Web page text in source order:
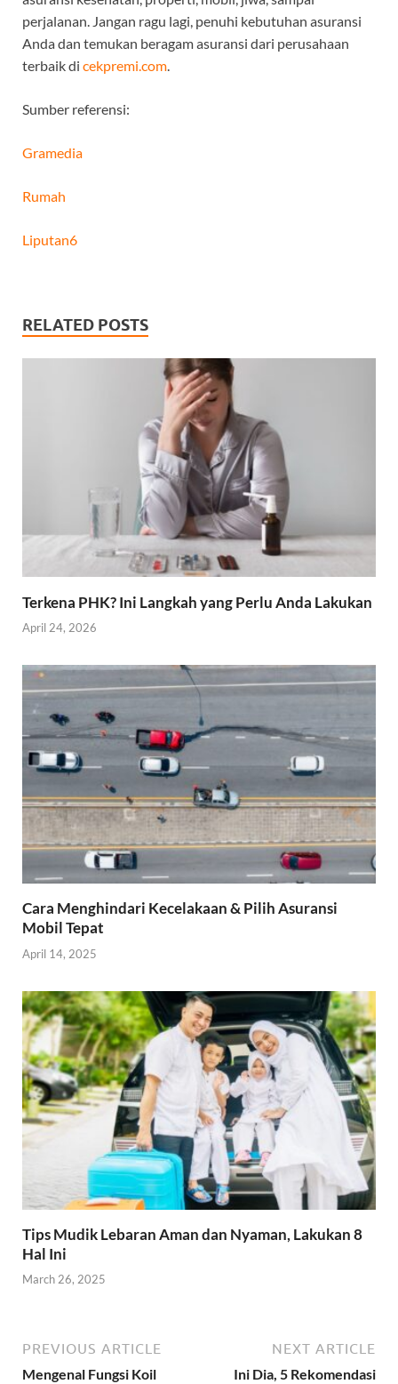
perjalanan. Jangan ragu lagi, penuhi kebutuhan asuransi
Anda dan temukan beragam asuransi dari perusahaan
terbaik di cekpremi.com.
Sumber referensi:
Gramedia
Rumah
Liputan6
RELATED POSTS
Terkena PHK? Ini Langkah yang Perlu Anda Lakukan
April 24, 2026
Cara Menghindari Kecelakaan & Pilih Asuransi
Mobil Tepat
April 14, 2025
Tips Mudik Lebaran Aman dan Nyaman, Lakukan 8
Hal Ini
March 26, 2025
PREVIOUS ARTICLE
Mengenal Fungsi Koil
NEXT ARTICLE
Ini Dia, 5 Rekomendasi